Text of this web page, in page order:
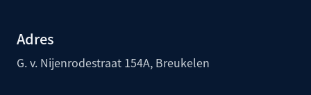
Adres
G. v. Nijenrodestraat 154A, Breukelen